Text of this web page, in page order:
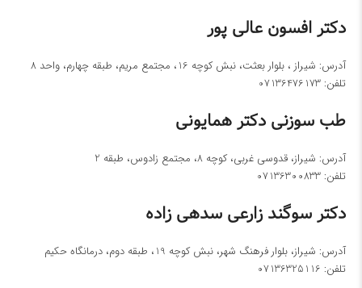
دکتر افسون عالی پور
آدرس: شیراز ، بلوار بعثت، نبش کوچه 16، مجتمع مریم، طبقه چهارم، واحد 8
تلفن: 07136476173
طب سوزنی دکتر همایونی
آدرس: شیراز، قدوسی غربی، کوچه 8، مجتمع زادوس، طبقه 2
تلفن: 07136300833
دکتر سوگند زارعی سدهی زاده
آدرس: شیراز، بلوار فرهنگ شهر، نبش کوچه 19، طبقه دوم، درمانگاه حکیم
تلفن: 07136325116